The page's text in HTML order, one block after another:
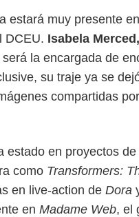
estará muy presente
DCEU. Isabela
será la encargada de
su traje ya se
compartidas
estado en proyectos de
como Transformers:
en live-action de Dora
en Madame Web, el
X